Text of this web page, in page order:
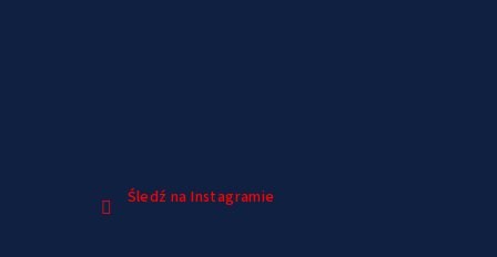
Śledź na Instagramie